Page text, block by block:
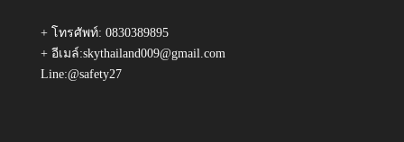
+ โทรศัพท์: 0830389895
+ อีเมล์:skythailand009@gmail.com
Line:@safety27